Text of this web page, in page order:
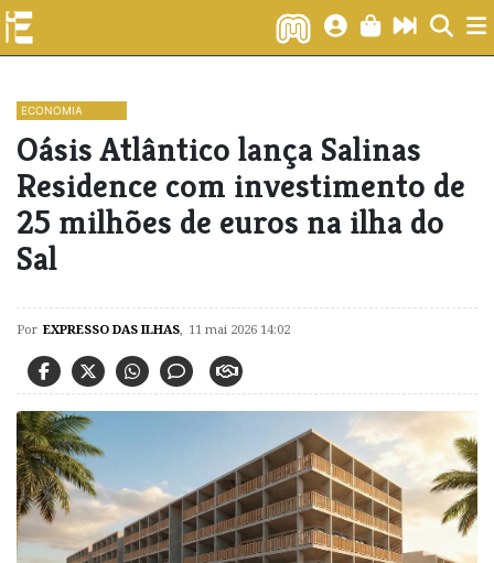
ECONOMIA
Oásis Atlântico lança Salinas
Residence com investimento de
25 milhões de euros na ilha do
Sal
Por EXPRESSO DAS ILHAS, 11 mai 2026 14:02